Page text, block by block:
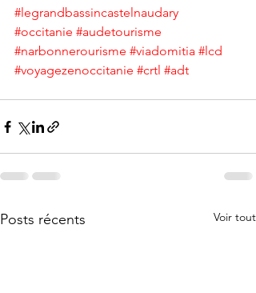
#legrandbassincastelnaudary
#occitanie #audetourisme
#narbonnerourisme #viadomitia #lcd
#voyagezenoccitanie #crtl #adt
Posts récents Voir tout